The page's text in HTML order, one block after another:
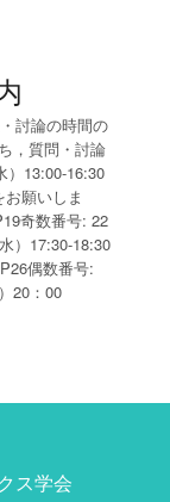
討論の時間の
，質問・討論
）13:00-16:30
願いしま
奇数番号: 22
）17:30-18:30
偶数番号:
20：00
ス学会